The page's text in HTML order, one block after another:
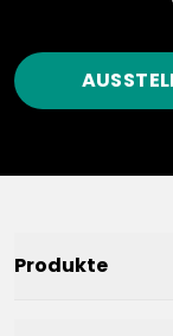
Produkte